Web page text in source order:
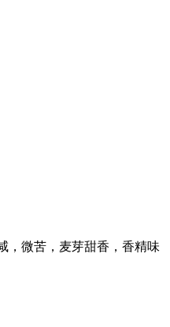
，微苦，麦芽甜香，香精味